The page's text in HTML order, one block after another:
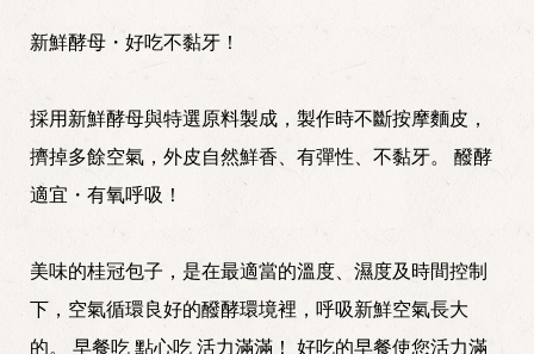
新鮮酵母・好吃不黏牙！
採用新鮮酵母與特選原料製成，製作時不斷按摩麵皮，
擠掉多餘空氣，外皮自然鮮香、有彈性、不黏牙。 醱酵
適宜・有氧呼吸！
美味的桂冠包子，是在最適當的溫度、濕度及時間控制
下，空氣循環良好的醱酵環境裡，呼吸新鮮空氣長大
的。 早餐吃 點心吃 活力滿滿！ 好吃的早餐使您活力滿